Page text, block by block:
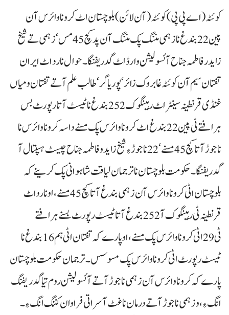
کوئٹہ(اے پی پی) کوئٹہ(آن لائن) بلوچستان اٹ کرونا وائرس آن
پین 22بندغ نا زہمی مننگ پک مننگ آن پد کچ 45مس‘ زہمی تے شیخ
زاید ر فاطمہ جناح آئسولیشن وارڈ اٹ گدریفنگا۔ حوال نارد اٹ ایران
تفتان سیم آن کوئٹہ غا بروک زائر‘پوریاگر‘ طالب علم آتے تفتان و میاں
غنڈی قرنطینہ سینٹر اٹ رہینگوک 252 بندغ نا ٹیسٹ آتا رپورٹ بس
ہرافتے ٹی پین 22بندغ اٹ کرونا وائرس پک مسنے داسہ کرونا وائرس نا
ناجوڑ آتا کچ 45مسنے‘ 22 ناجوڑ ءِ شیخ زاید و فاطمہ جناح چیسٹ ہسپتال آ
گدریفنگا۔ حکومت بلوچستان نا ترجمان لیاقت شاہوانی پک کرینے کہ
بلوچستان اٹی کرونا وائرس آن زہمی بندغ آتا کچ 45مسنے، اونا رداٹ
قرنطینہ ٹی رہینگوک آ 252بندغ آتا ٹیسٹ رپورٹ بسنے ہرافتے
ٹی 29اٹی کروناوائرس پک مسنے، اوپارے کہ تفتان اٹی ہم 16بندغ نا
ٹیسٹ رپورٹ اٹی کروناوائرس پک مسوسس۔ ترجمان حکومت بلوچستان
پارے کہ کرونا وائرس آن زہمی ناجوڑ آتے آئسولیشن روم تیاگدریفنگ
انگ ءِ ، و زہمی ناجوڑ آتے درمان نا غٹ آسراتی فراوان کننگ انگ ءِ۔